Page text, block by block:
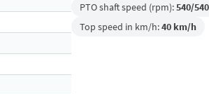
PTO shaft speed (rpm):540/
Top speed in km/h:40 km/h